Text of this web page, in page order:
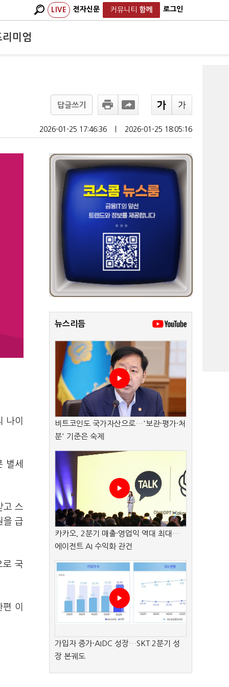
LIVE 전자신문 커뮤니티 함께 로그인
리미엄
답글쓰기
2026-01-25 17:46:36 2026-01-25 18:05:16
나이
별세
고 스
을 급
로 국
이
뉴스리듬
비트코인도 국가자산으로…'보관·평가·처
분' 기준은 숙제
카카오, 2분기 매출·영업익 역대 최대…
에이전트 AI 수익화 관건
가입자 증가·AIDC 성장…SKT 2분기 성
장 본궤도